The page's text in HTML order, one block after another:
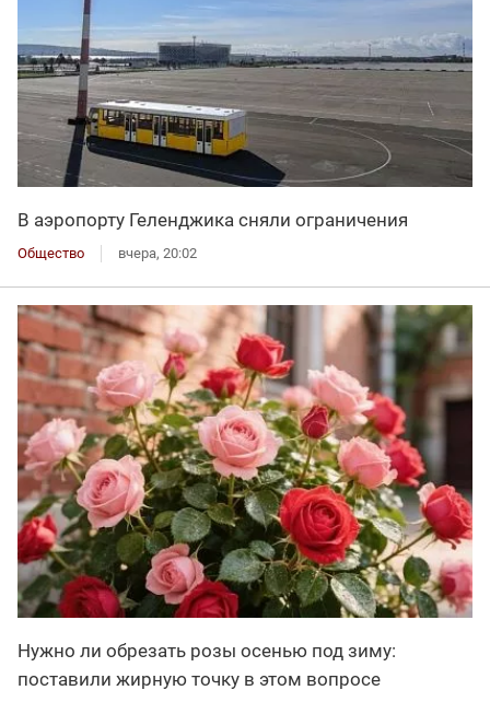
В аэропорту Геленджика сняли ограничения
Общество вчера, 20:02
Нужно ли обрезать розы осенью под зиму:
поставили жирную точку в этом вопросе